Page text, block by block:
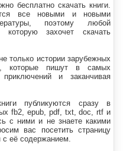
бесплатно скачать книги.
все новыми и новыми
поэтому любой
которую захочет скачать
только истории зарубежных
которые пишут в самых
и заканчивая
публикуются сразу в
fb2, epub, pdf, txt, doc, rtf и
с ними и не знаете какими
вас посетить страницу
с её содержанием.